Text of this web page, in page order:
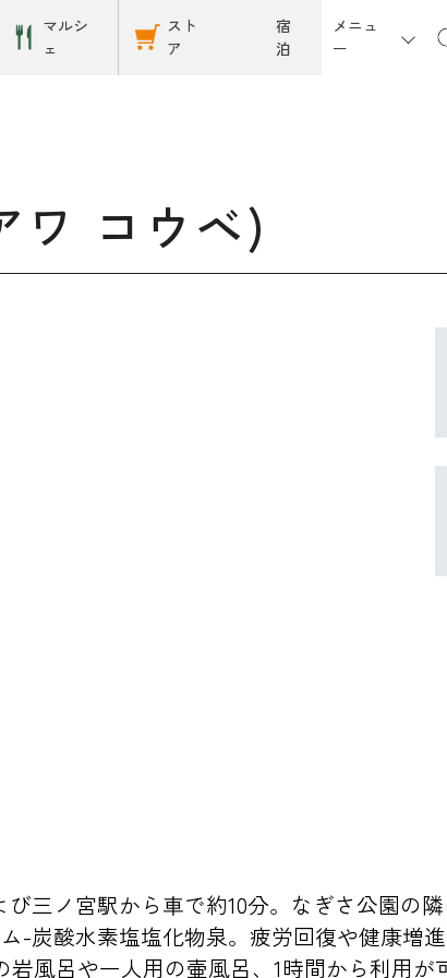
マルシ
ェ
スト
ア
宿
泊
メニュ
ー
ワ コウベ)
三ノ宮駅から車で約10分。なぎさ公園の
-炭酸水素塩塩化物泉。疲労回復や健康増
風呂や一人用の壷風呂、1時間から利用